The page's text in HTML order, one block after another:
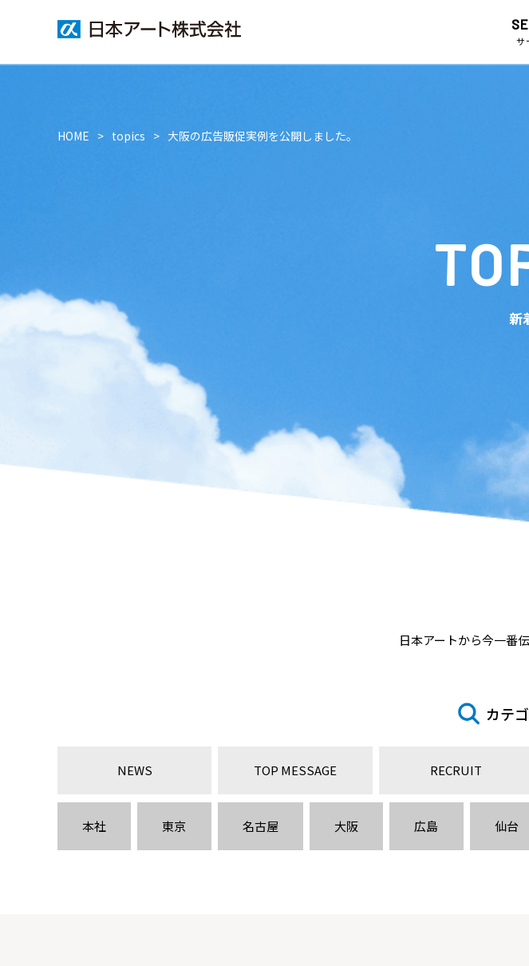
サ
HOME topics 大阪の広告販促実例を公開しました。
新
日本アートから今一番
カテ
NEWS TOP MESSAGE RECRUIT
本社 東京 名古屋 大阪 広島 仙台